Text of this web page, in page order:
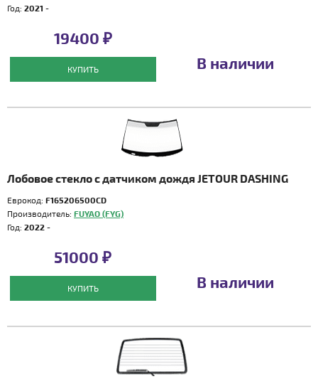
Год: 2021 -
19400 ₽
КУПИТЬ В наличии
Лобовое стекло с датчиком дождя JETOUR DASHING
Еврокод: F165206500CD
Производитель: FUYAO (FYG)
Год: 2022 -
51000 ₽
КУПИТЬ В наличии